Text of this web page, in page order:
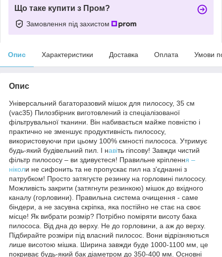
Що таке купити з Пром?
Замовлення під захистом
Опис Характеристики Доставка Оплата Умови
Опис
Універсальний багаторазовий мішок для пилососу, 35 см
(vac35) Пилозбірник виготовлений із спеціалізованої
фільтрувальної тканини. Він набивається майже повністю і
практично не зменшує продуктивність пилососу,
використовуючи при цьому 100% ємності пилососа. Утримує
будь-який будівельний пил. І навіть гіпсову! Завжди чистий
фільтр пилососу – ви здивуєтеся! Правильне кріплення –
ніколи не сифонить та не пропускає пил на з'єднанні з
патрубком! Просто затягуєте резинку на горловині пилососу.
Можливість закрити (затягнути резинкою) мішок до вхідного
каналу (горловини). Правильна система очищення - саме
біндери, а не засувна скріпка, яка постійно не стає на своє
місце! Як вибрати розмір? Потрібно поміряти висоту бака
пилососа. Від дна до верху. Не до горловини, а аж до верху.
Підбирайте розміри під власний пилосос. Вони відрізняються
лише висотою мішка. Ширина завжди буде 1000-1100 мм, це
покриває будь-який бак діаметром до 350-400 мм. Основні